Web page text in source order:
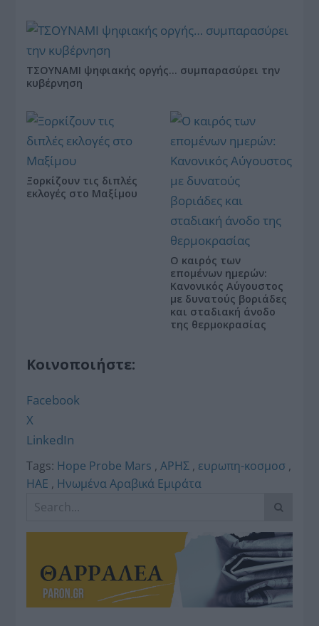
ΤΣΟΥΝΑΜΙ ψηφιακής οργής… συμπαρασύρει την
κυβέρνηση
Ξορκίζουν τις διπλές
εκλογές στο Μαξίμου
Ο καιρός των
επομένων ημερών:
Κανονικός Αύγουστος
με δυνατούς βοριάδες
και σταδιακή άνοδο
της θερμοκρασίας
Κοινοποιήστε:
Facebook
X
LinkedIn
Tags: Hope Probe Mars ,ΑΡΗΣ , ευρωπη-κοσμοσ ,
ΗΑΕ , Ηνωμένα Αραβικά Εμιράτα